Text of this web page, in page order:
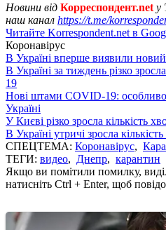
Новини від Корреспондент.net у
наш канал https://t.me/
Читайте Korrespondent.net в
Коронавірус
В Україні вперше виявили
В Україні за тиждень різко
19
Нові штами COVID-19:
Україні
У Києві різко зросла кількість
В Україні утричі зросла
СПЕЦТЕМА: Коронавірус,
ТЕГИ: видео, Днепр, карантин
Якщо ви помітили помилку,
натисніть Ctrl + Enter, щоб